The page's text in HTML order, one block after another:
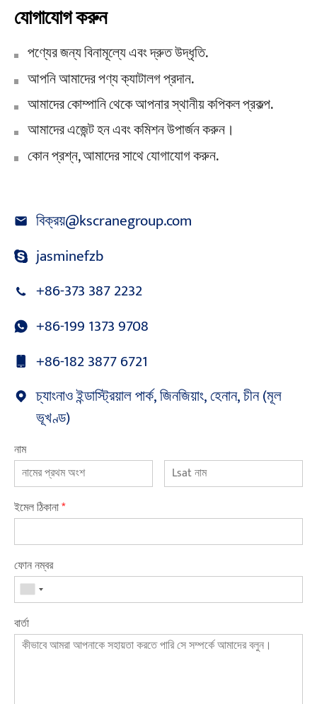
যোগাযোগ করুন
পণ্যের জন্য বিনামূল্যে এবং দ্রুত উদ্ধৃতি.
আপনি আমাদের পণ্য ক্যাটালগ প্রদান.
আমাদের কোম্পানি থেকে আপনার স্থানীয় কপিকল প্রকল্প.
আমাদের এজেন্ট হন এবং কমিশন উপার্জন করুন।
কোন প্রশ্ন, আমাদের সাথে যোগাযোগ করুন.
বিক্রয়@kscranegroup.com
jasminefzb
+86-373 387 2232
+86-199 1373 9708
+86-182 3877 6721
চ্যাংনাও ইন্ডাস্ট্রিয়াল পার্ক, জিনজিয়াং, হেনান, চীন (মূল
ভূখণ্ড)
নাম
ইমেল ঠিকানা*
ফোন নম্বর
বার্তা